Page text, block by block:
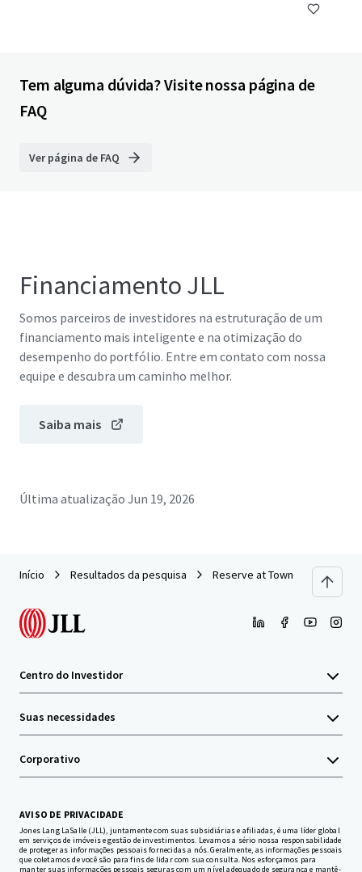
Tem alguma dúvida? Visite nossa página de
FAQ
Ver página de FAQ
Financiamento JLL
Somos parceiros de investidores na estruturação de um
financiamento mais inteligente e na otimização do
desempenho do portfólio. Entre em contato com nossa
equipe e descubra um caminho melhor.
Saiba mais
Última atualização Jun 19, 2026
Início Resultados da pesquisa Reserve at Towne Crossing
Centro do Investidor
Suas necessidades
Corporativo
AVISO DE PRIVACIDADE
Jones Lang LaSalle (JLL), juntamente com suas subsidiárias e afiliadas, é uma líder global
em serviços de imóveis e gestão de investimentos. Levamos a sério nossa responsabilidade
de proteger as informações pessoais fornecidas a nós. Geralmente, as informações pessoais
que coletamos de você são para fins de lidar com sua consulta. Nos esforçamos para
manter suas informações pessoais seguras com um nível adequado de segurança e mantê-